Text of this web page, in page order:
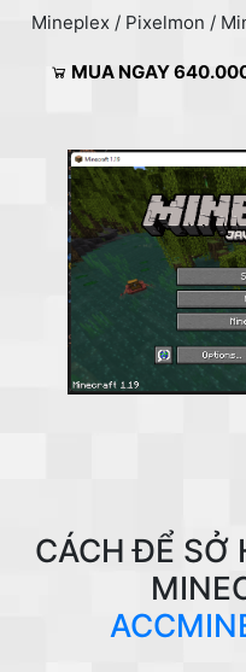
Mineplex / Pixelmon /
MUA NGAY
CÁCH ĐỂ SỞ